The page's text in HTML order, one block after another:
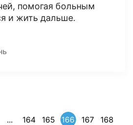
помогая больным
и жить дальше.
... 164 165 166 167
168